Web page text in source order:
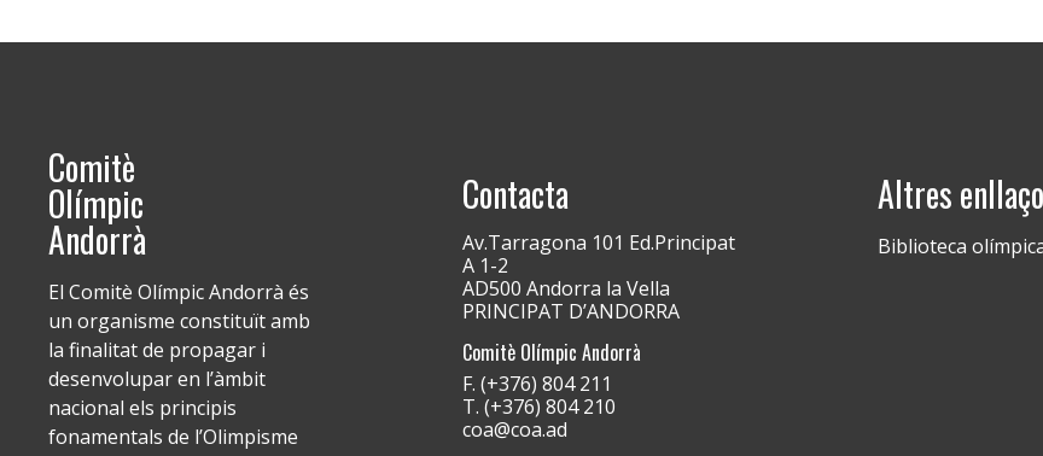
Comitè
Olímpic
Andorrà
El Comitè Olímpic Andorrà és
un organisme constituït amb
la finalitat de propagar i
desenvolupar en l’àmbit
nacional els principis
fonamentals de l’Olimpisme
Contacta
Av.Tarragona 101 Ed.Principat
A 1-2
AD500 Andorra la Vella
PRINCIPAT D’ANDORRA
Comitè Olímpic Andorrà
F. (+376) 804 211
T. (+376) 804 210
coa@coa.ad
Altres
Biblioteca